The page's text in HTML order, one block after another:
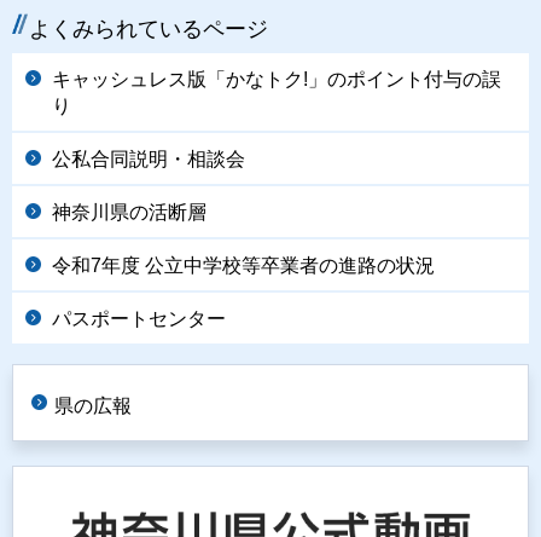
よくみられているページ
キャッシュレス版「かなトク!」のポイント付与の誤
り
公私合同説明・相談会
神奈川県の活断層
令和7年度 公立中学校等卒業者の進路の状況
パスポートセンター
県の広報